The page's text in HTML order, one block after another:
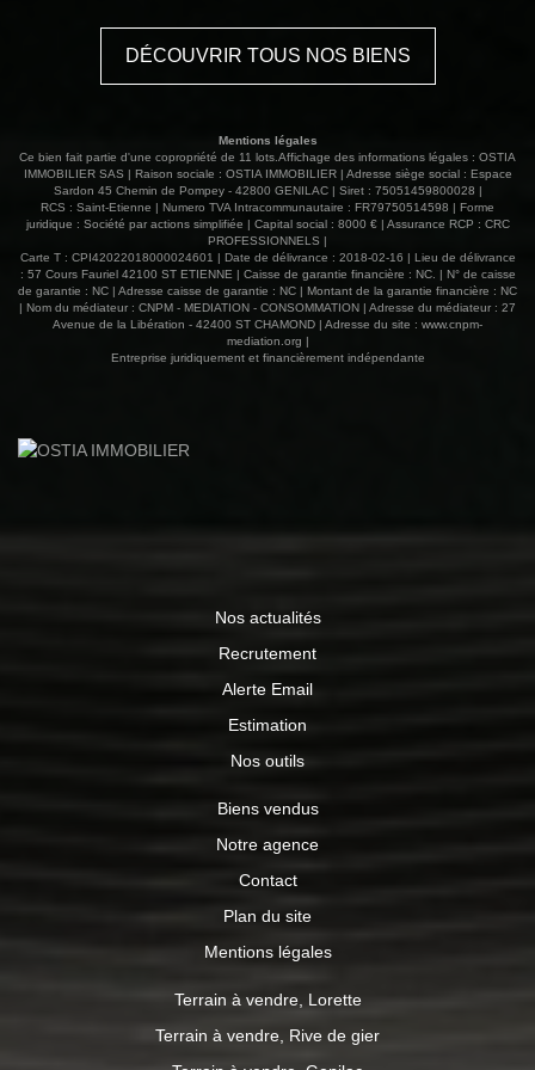
Bien faisant l'objet d'un lot de copropriété Charges
annuelles env.1760 € / an 89 000 € honoraires d'agence
ETIENNE 482 048 766 www.ostiaimmobilier.fr 04 77 52 88
80 Les informations sur les risques auxquels ce bien est
exposé sont disponibles sur le site Géorisques :
www.georisques.gouv.fr
DÉCOUVRIR TOUS NOS BIENS
Mentions légales
Ce bien fait partie d'une copropriété de 11 lots.Affichage des informations légales : OSTIA
IMMOBILIER SAS | Raison sociale : OSTIA IMMOBILIER | Adresse siège social : Espace
Sardon 45 Chemin de Pompey - 42800 GENILAC | Siret : 75051459800028 |
RCS : Saint-Etienne | Numero TVA Intracommunautaire : FR79750514598 | Forme
juridique : Société par actions simplifiée | Capital social : 8000 € | Assurance RCP : CRC
PROFESSIONNELS |
Carte T : CPI42022018000024601 | Date de délivrance : 2018-02-16 | Lieu de délivrance
: 57 Cours Fauriel 42100 ST ETIENNE | Caisse de garantie financière : NC. | N° de caisse
de garantie : NC | Adresse caisse de garantie : NC | Montant de la garantie financière : NC
| Nom du médiateur : CNPM - MEDIATION - CONSOMMATION | Adresse du médiateur : 27
Avenue de la Libération - 42400 ST CHAMOND | Adresse du site : www.cnpm-
mediation.org
Entreprise juridiquement et financièrement indépendante
Nos actualités
Recrutement
Alerte Email
Estimation
Nos outils
Biens vendus
Notre agence
Contact
Plan du site
Mentions légales
Terrain à vendre, Lorette
Terrain à vendre, Rive de gier